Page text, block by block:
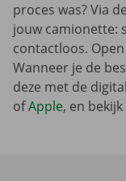
proces was? Via
jouw camionette:
contactloos.
Wanneer je de
deze met de
ofApple, en